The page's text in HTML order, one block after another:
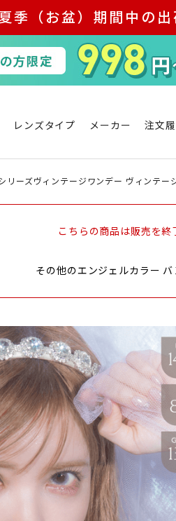
季（お盆）期間中の
レンズタイプ メーカー 注文
リーズヴィンテージワンデー ヴィンテー
こちらの商品は販売を終
その他のエンジェルカラー